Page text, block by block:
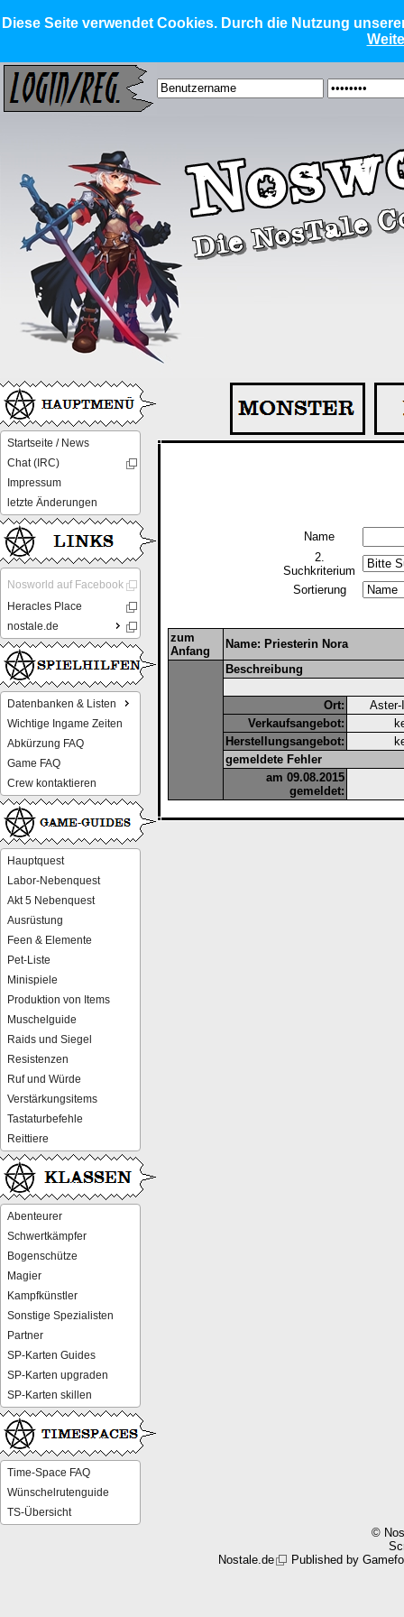
Diese Seite verwendet Cookies. Durch die Nutzung
Startseite / News
Chat (IRC)
Impressum
letzte Änderungen
Nosworld auf Facebook
Heracles Place
nostale.de
Datenbanken & Listen
Wichtige Ingame Zeiten
Abkürzung FAQ
Game FAQ
Crew kontaktieren
Hauptquest
Labor-Nebenquest
Akt 5 Nebenquest
Ausrüstung
Feen & Elemente
Pet-Liste
Minispiele
Produktion von Items
Muschelguide
Raids und Siegel
Resistenzen
Ruf und Würde
Verstärkungsitems
Tastaturbefehle
Reittiere
Abenteurer
Schwertkämpfer
Bogenschütze
Magier
Kampfkünstler
Sonstige Spezialisten
Partner
SP-Karten Guides
SP-Karten upgraden
SP-Karten skillen
Time-Space FAQ
Wünschelrutenguide
TS-Übersicht
Name
2.
Suchkriterium
Sortierung
zum
Anfang
Name: Priesterin Nora
Beschreibung
Ort:
Aster-
Verkaufsangebot:
Herstellungsangebot:
gemeldete Fehler
am 09.08.2015
gemeldet:
©
Nostale.de
Published by